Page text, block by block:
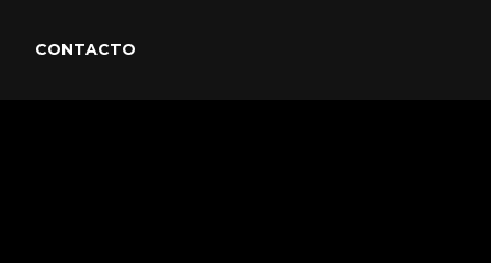
CONTACTO